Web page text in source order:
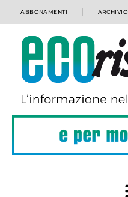
ABBONAMENTI